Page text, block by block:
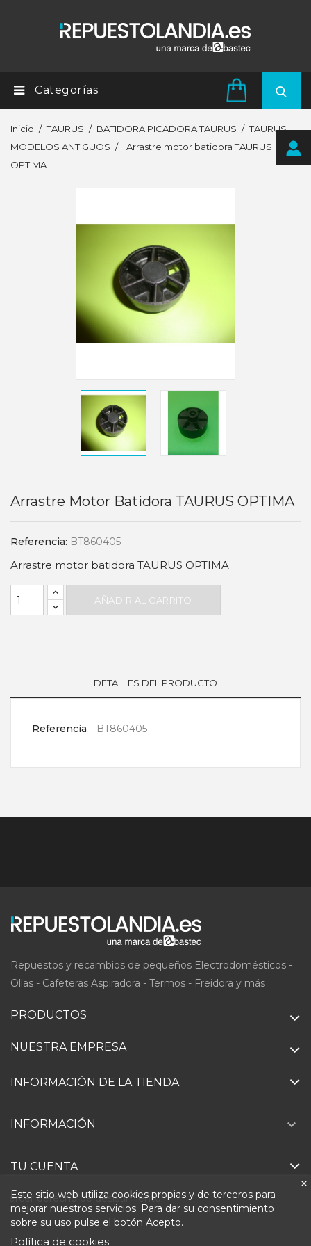
Categorías
Inicio TAURUS BATIDORA PICADORA TAURUS
TAURUS
MODELOS ANTIGUOS
Arrastre motor batidora TAURUS
OPTIMA
Arrastre Motor Batidora TAURUS OPTIMA
Referencia: BT860405
Arrastre motor batidora TAURUS OPTIMA
AÑADIR AL CARRITO
DETALLES DEL PRODUCTO
Referencia BT860405
Repuestos y recambios de pequeños Electrodomésticos -
Ollas - Cafeteras Aspiradora - Termos - Freidora y más
PRODUCTOS
NUESTRA EMPRESA
INFORMACIÓN DE LA TIENDA
Este sitio web utiliza cookies propias y de terceros para
mejorar nuestros servicios. Para dar su consentimiento
sobre su uso pulse el botón Acepto.
Política de cookies
INFORMACIÓN 
TU CUENTA
Ejercer derecho de desistimiento